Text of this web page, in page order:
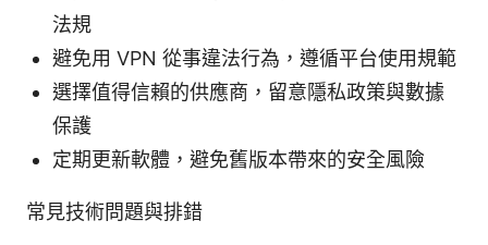
法規
避免用 VPN 從事違法行為，遵循平台使用規範
選擇值得信賴的供應商，留意隱私政策與數據
保護
定期更新軟體，避免舊版本帶來的安全風險
常見技術問題與排錯